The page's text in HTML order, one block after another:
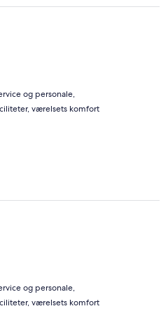
og personale,
værelsets komfort
og personale,
værelsets komfort